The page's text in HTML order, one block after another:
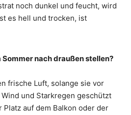
noch dunkel und feucht, wird
es hell und trocken, ist
Sommer nach draußen stellen?
frische Luft, solange sie vor
und Starkregen geschützt
Platz auf dem Balkon oder der